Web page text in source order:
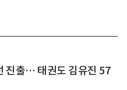
진출… 태권도 김유진 57